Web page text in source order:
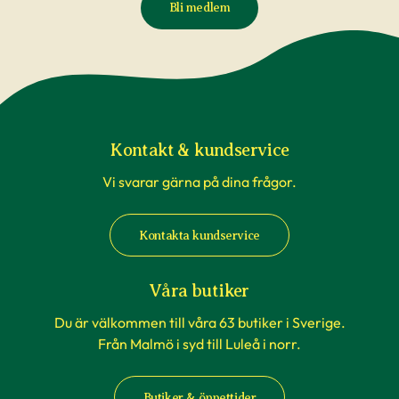
Reklamationer i samband med att växter blivit
påverkade av temperaturförändringar under
transport är inte underlag för reklamation. Om
du beställer till en av våra butiker, sköts detta av
rådande väderförhållanden.
När du köper häckväxter - före
plantering
Att förbereda grävningen är att rekommendera,
men tänk på att inte boka markanläggare,
hyrsläp eller andra tjänster kopplat till själva
planteringen innan du vet säkert att
häckplantorna är på plats hemma. Våra
leveranstider kan komma att ändras när du
Bli medlem
Kontakt & kundservice
Vi svarar gärna på dina frågor.
Kontakta kundservice
Våra butiker
Du är välkommen till våra 63 butiker i Sverige.
Från Malmö i syd till Luleå i norr.